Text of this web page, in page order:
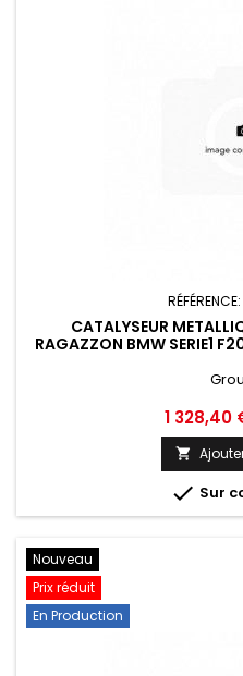
RÉFÉRENCE:
CATALYSEUR
RAGAZZON BMW SERIE1
Prix
1 328,40

 Sur
Nouveau
Prix réduit
En Production